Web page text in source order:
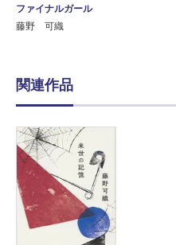
ファイナルガール
藤野 可織
関連作品